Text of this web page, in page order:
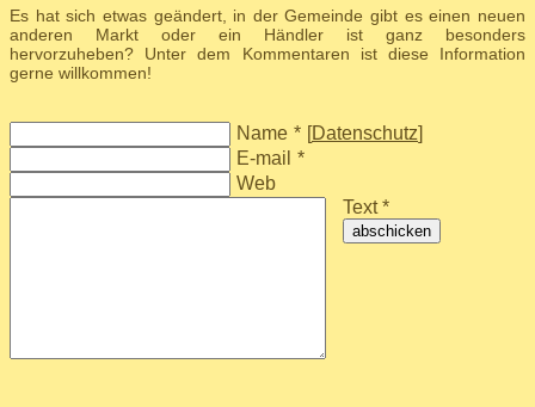
Es hat sich etwas geändert, in der Gemeinde gibt es einen neuen
anderen Markt oder ein Händler ist ganz besonders
hervorzuheben? Unter dem Kommentaren ist diese Information
gerne willkommen!
Name * [Datenschutz]
E-mail *
Web
Text *
abschicken